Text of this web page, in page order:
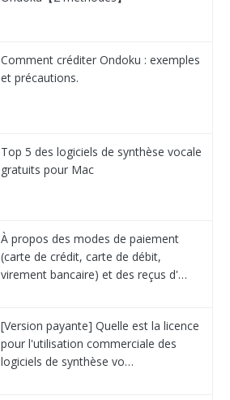
Comment créditer Ondoku : exemples
et précautions.
Top 5 des logiciels de synthèse vocale
gratuits pour Mac
À propos des modes de paiement
(carte de crédit, carte de débit,
virement bancaire) et des reçus d'…
[Version payante] Quelle est la licence
pour l'utilisation commerciale des
logiciels de synthèse vo…